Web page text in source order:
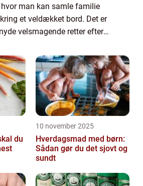
hvor man kan samle familie
et veldækket bord. Det er
velsmagende retter efter
Denne artikel vil dykk...
du
10 november 2025
Hverdagsmad med børn:
Sådan gør du det sjovt og
sundt